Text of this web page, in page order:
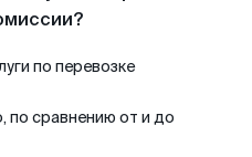
по перевозке
по сравнению от и до